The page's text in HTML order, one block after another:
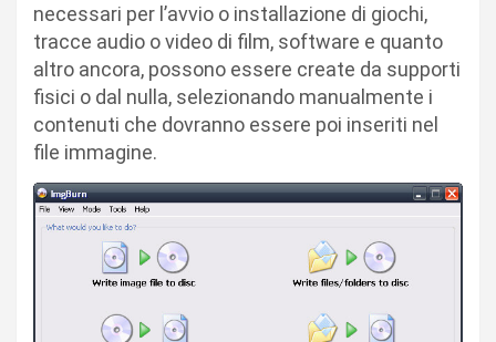
necessari per l’avvio o installazione di giochi,
tracce audio o video di film, software e quanto
altro ancora, possono essere create da supporti
fisici o dal nulla, selezionando manualmente i
contenuti che dovranno essere poi inseriti nel
file immagine.